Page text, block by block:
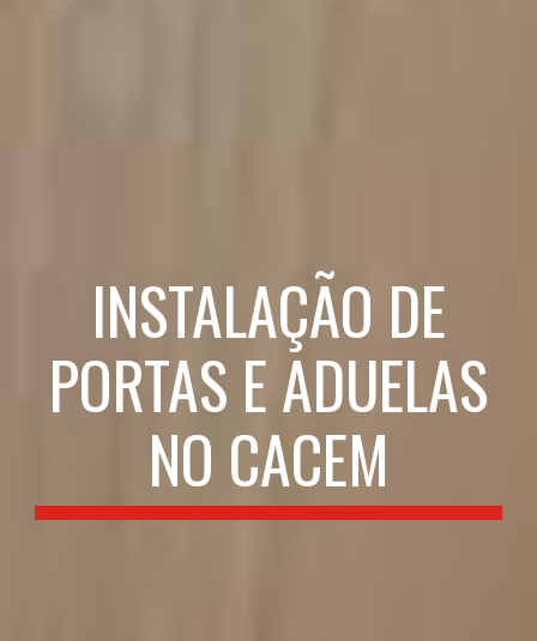
INSTALAÇÃO DE
PORTAS E ADUELAS
NO CACEM